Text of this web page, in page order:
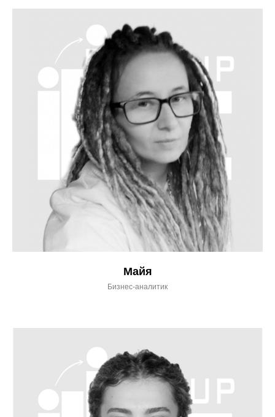
Майя
Бизнес-аналитик